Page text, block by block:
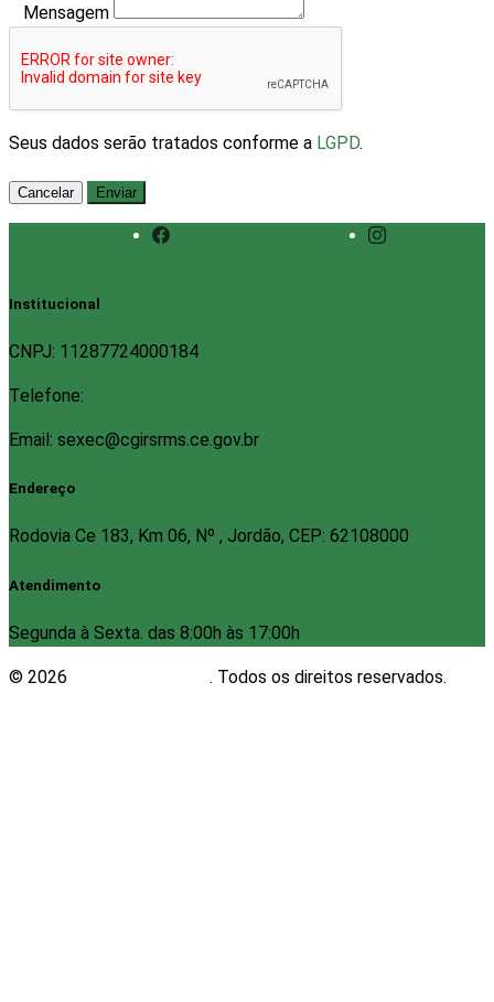
Mensagem
Seus dados serão tratados conforme a LGPD.
Cancelar Enviar
Institucional
CNPJ: 11287724000184
Telefone:
Email: sexec@cgirsrms.ce.gov.br
Endereço
Rodovia Ce 183, Km 06, Nº , Jordão, CEP: 62108000
Atendimento
Segunda à Sexta. das 8:00h às 17:00h
© 2026 . Todos os direitos reservados.